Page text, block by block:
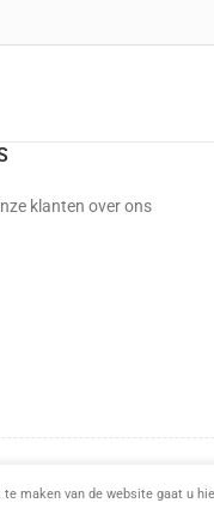
klanten over ons
maken van de website gaat u
This site is